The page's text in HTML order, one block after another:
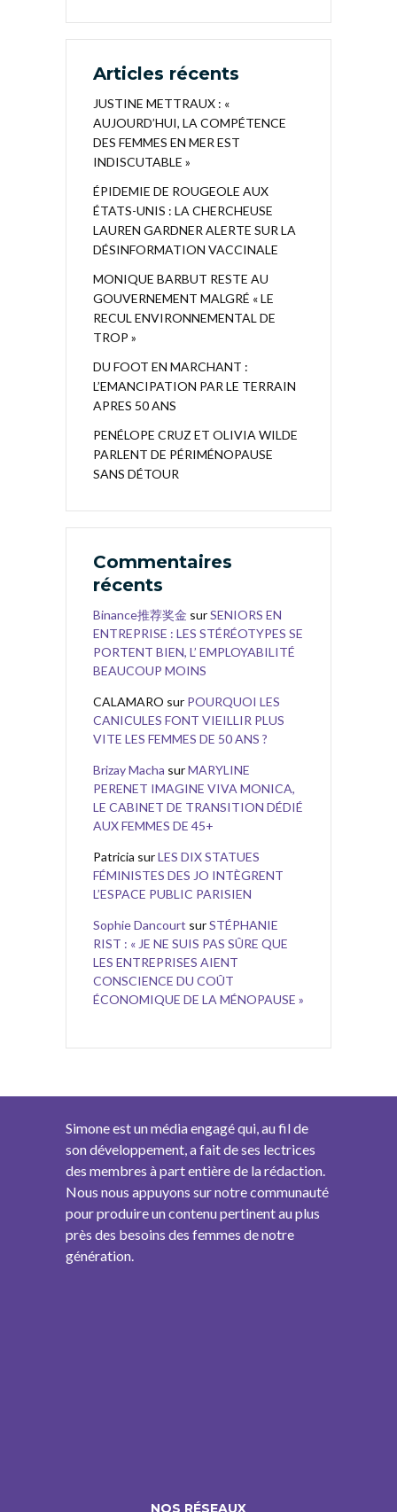
Articles récents
JUSTINE METTRAUX : «
AUJOURD’HUI, LA COMPÉTENCE
DES FEMMES EN MER EST
INDISCUTABLE »
ÉPIDEMIE DE ROUGEOLE AUX
ÉTATS-UNIS : LA CHERCHEUSE
LAUREN GARDNER ALERTE SUR LA
DÉSINFORMATION VACCINALE
MONIQUE BARBUT RESTE AU
GOUVERNEMENT MALGRÉ « LE
RECUL ENVIRONNEMENTAL DE
TROP »
DU FOOT EN MARCHANT :
L’EMANCIPATION PAR LE TERRAIN
APRES 50 ANS
PENÉLOPE CRUZ ET OLIVIA WILDE
PARLENT DE PÉRIMÉNOPAUSE
SANS DÉTOUR
Commentaires
récents
Binance推荐奖金 surSENIORS EN
ENTREPRISE : LES STÉRÉOTYPES SE
PORTENT BIEN, L’ EMPLOYABILITÉ
BEAUCOUP MOINS
CALAMARO sur POURQUOI LES
CANICULES FONT VIEILLIR PLUS
VITE LES FEMMES DE 50 ANS ?
Brizay Macha surMARYLINE
PERENET IMAGINE VIVA MONICA,
LE CABINET DE TRANSITION DÉDIÉ
AUX FEMMES DE 45+
Patricia surLES DIX STATUES
FÉMINISTES DES JO INTÈGRENT
L’ESPACE PUBLIC PARISIEN
Sophie Dancourt surSTÉPHANIE
RIST : « JE NE SUIS PAS SÛRE QUE
LES ENTREPRISES AIENT
CONSCIENCE DU COÛT
ÉCONOMIQUE DE LA MÉNOPAUSE »
Simone est un média engagé qui, au fil de
son développement, a fait de ses lectrices
des membres à part entière de la rédaction.
Nous nous appuyons sur notre communauté
pour produire un contenu pertinent au plus
près des besoins des femmes de notre
génération.
NOS RÉSEAUX